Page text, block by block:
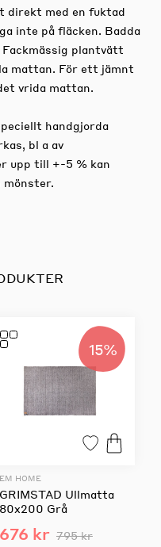
direkt med en fuktad
inte på fläcken. Badda
plantvätt
mattan. För ett jämnt
vrida mattan.
handgjorda
bl a av
upp till +-5 % kan
mönster.
15%
EM HOME
GRIMSTAD Ullmatta
80x200 Grå
676 kr 795 kr